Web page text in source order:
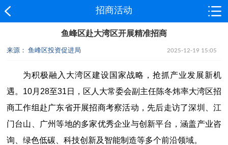
招商活动
鱼峰区赴大湾区开展精准招商
来源： 鱼峰区投资促进局 2025-12-19 15:05
为积极融入大湾区建设国家战略，抢抓产业发展新机
遇。10月28至31日，区人大常委会副主任陈冬炜率大湾区招
商工作组赴广东省开展招商考察活动，先后走访了深圳、江
门台山、广州等地的多家优秀企业与创新平台，涵盖产业咨
询、绿色低碳、科技创新及智能制造等多个前沿领域。